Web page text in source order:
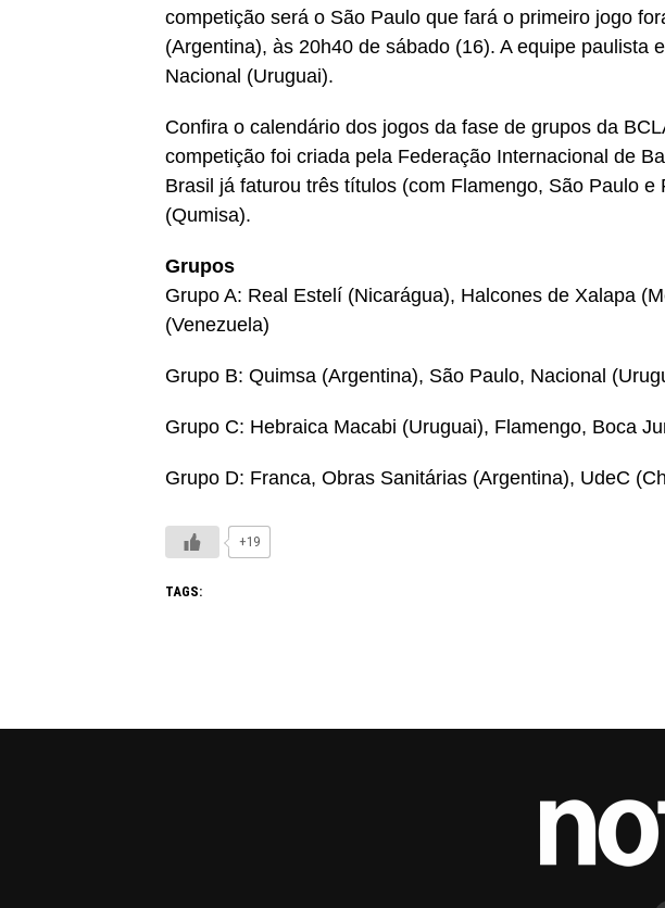
competição será o São Paulo que fará o primeiro jogo
(Argentina), às 20h40 de sábado (16). A equipe paulista
Nacional (Uruguai).
Confira o calendário dos jogos da fase de grupos da
competição foi criada pela Federação Internacional de
Brasil já faturou três títulos (com Flamengo, São Paulo e
(Qumisa).
Grupos
Grupo A: Real Estelí (Nicarágua), Halcones de Xalapa
(Venezuela)
Grupo B: Quimsa (Argentina), São Paulo, Nacional
Grupo C: Hebraica Macabi (Uruguai), Flamengo, Boca
Grupo D: Franca, Obras Sanitárias (Argentina), UdeC
+19
TAGS: